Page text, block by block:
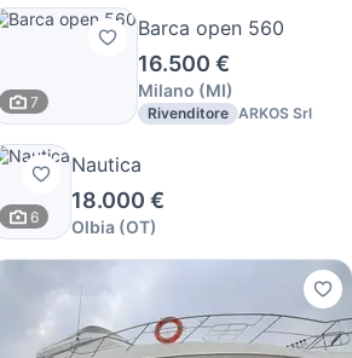
7
Barca open 560
16.500 €
Milano (MI)
Rivenditore ARKOS Srl
6
Nautica
18.000 €
Olbia (OT)